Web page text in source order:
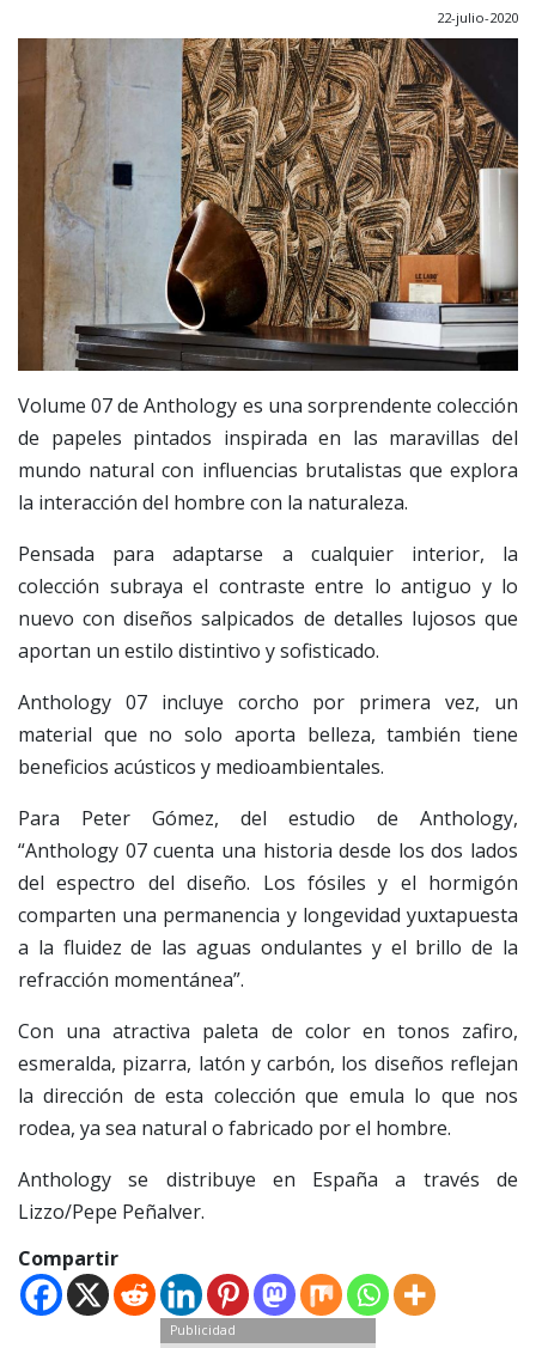
22-julio-2020
Volume 07 de Anthology es una sorprendente colección
de papeles pintados inspirada en las maravillas del
mundo natural con influencias brutalistas que explora
la interacción del hombre con la naturaleza.
Pensada para adaptarse a cualquier interior, la
colección subraya el contraste entre lo antiguo y lo
nuevo con diseños salpicados de detalles lujosos que
aportan un estilo distintivo y sofisticado.
Anthology 07 incluye corcho por primera vez, un
material que no solo aporta belleza, también tiene
beneficios acústicos y medioambientales.
Para Peter Gómez, del estudio de Anthology,
“Anthology 07 cuenta una historia desde los dos lados
del espectro del diseño. Los fósiles y el hormigón
comparten una permanencia y longevidad yuxtapuesta
a la fluidez de las aguas ondulantes y el brillo de la
refracción momentánea”.
Con una atractiva paleta de color en tonos zafiro,
esmeralda, pizarra, latón y carbón, los diseños reflejan
la dirección de esta colección que emula lo que nos
rodea, ya sea natural o fabricado por el hombre.
Anthology se distribuye en España a través de
Lizzo/Pepe Peñalver.
Compartir
Publicidad